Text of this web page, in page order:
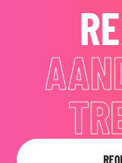
TE